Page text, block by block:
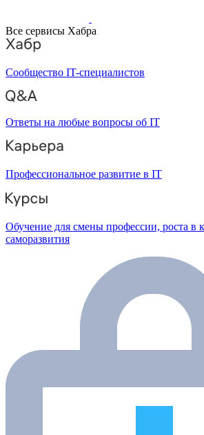
Все сервисы Хабра
Сообщество IT-специалистов
Ответы на любые вопросы об IT
Профессиональное развитие в IT
Обучение для смены профессии, роста в
саморазвития